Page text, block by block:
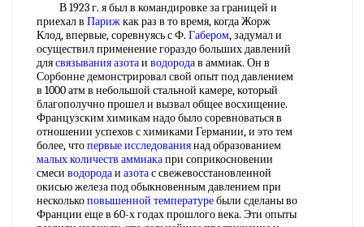
В 1923 г. я был в командировке за границей и
приехал в Парижкак раз в то время, когда Жорж
Клод, впервые, соревнуясь с Ф. Габером, задумал и
осуществил применение гораздо больших давлений
длясвязывания азотаи водородав аммиак. Он в
Сорбонне демонстрировал свой опыт под давлением
в 1000 атм в небольшой стальной камере, который
благополучно прошел и вызвал общее восхищение.
Французским химикам надо было соревноваться в
отношении успехов с химиками Германии, и это тем
более, чтопервые исследованиянад образованием
малых количеств аммиакапри соприкосновении
смеси водородаи азотас свежевосстановленной
окисью железа под обыкновенным давлением при
несколькоповышенной температуребыли сделаны во
Франции еще в 60-х годах прошлого века. Эти опыты